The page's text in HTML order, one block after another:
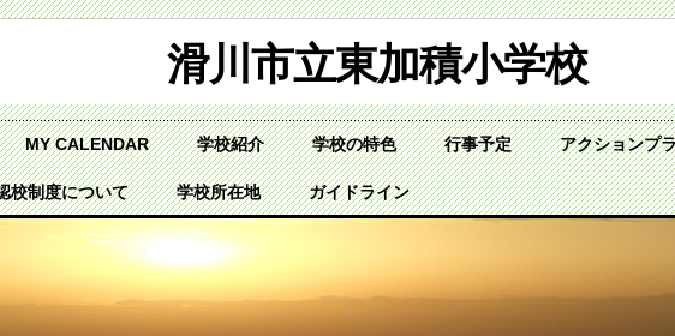
滑川市立東加積小学校
MY CALENDAR 学校紹介 学校の特色 行事予定 アクションプ
校制度について 学校所在地 ガイドライン